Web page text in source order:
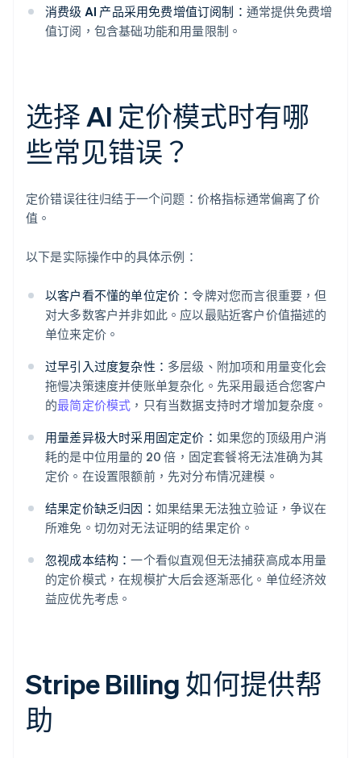
消费级 AI 产品采用免费增值订阅制： 通常提供免费增
值订阅，包含基础功能和用量限制。
选择 AI 定价模式时有哪
些常见错误？
定价错误往往归结于一个问题：价格指标通常偏离了价
值。
以下是实际操作中的具体示例：
以客户看不懂的单位定价：令牌对您而言很重要，但
对大多数客户并非如此。应以最贴近客户价值描述的
单位来定价。
过早引入过度复杂性： 多层级、附加项和用量变化会
拖慢决策速度并使账单复杂化。先采用最适合您客户
的最简定价模式 ，只有当数据支持时才增加复杂度。
用量差异极大时采用固定定价： 如果您的顶级用户消
耗的是中位用量的 20 倍，固定套餐将无法准确为其
定价。在设置限额前，先对分布情况建模。
结果定价缺乏归因： 如果结果无法独立验证，争议在
所难免。切勿对无法证明的结果定价。
忽视成本结构：一个看似直观但无法捕获高成本用量
的定价模式，在规模扩大后会逐渐恶化。单位经济效
益应优先考虑。
Stripe Billing 如何提供帮
助